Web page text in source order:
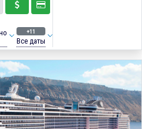
+11
Все даты